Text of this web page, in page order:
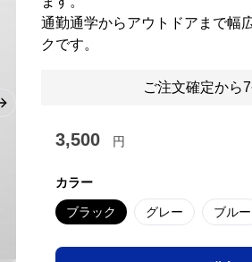
Next slide
通勤通学からアウトドアまで幅
クです。
ご注文確定から
3,500 円
カラー
ブラック グレー ブルー